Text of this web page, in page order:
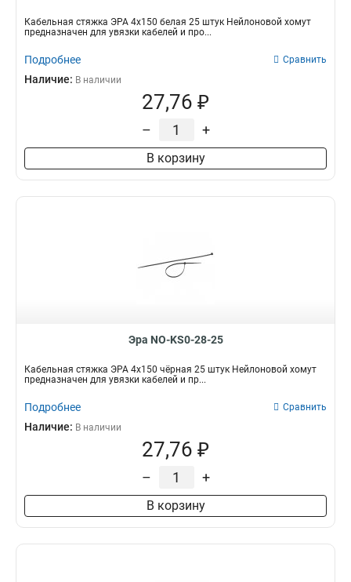
Кабельная стяжка ЭРА 4х150 белая 25 штук Нейлоновой хомут
предназначен для увязки кабелей и про...
Подробнее Сравнить
Наличие: В наличии
27,76 ₽
– +
В корзину
Эра NO-KS0-28-25
Кабельная стяжка ЭРА 4х150 чёрная 25 штук Нейлоновой хомут
предназначен для увязки кабелей и пр...
Подробнее Сравнить
Наличие: В наличии
27,76 ₽
– +
В корзину